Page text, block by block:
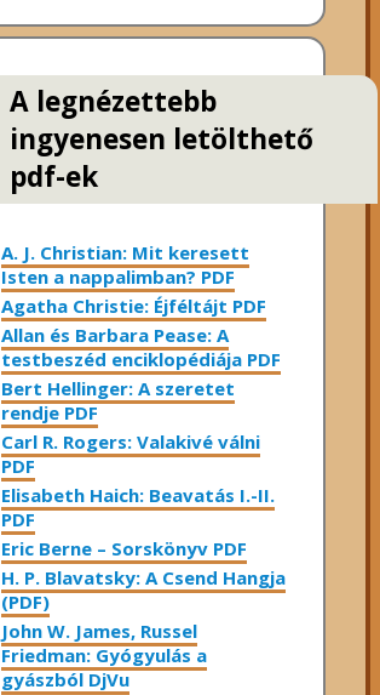
A legnézettebb
ingyenesen letölthető
pdf-ek
A. J. Christian: Mit keresett
Isten a nappalimban? PDF
Agatha Christie: Éjféltájt PDF
Allan és Barbara Pease: A
testbeszéd enciklopédiája PDF
Bert Hellinger: A ​szeretet
rendje PDF
Carl R. Rogers: Valakivé válni
PDF
Elisabeth Haich: Beavatás I.-II.
PDF
Eric Berne – Sorskönyv PDF
H. P. Blavatsky: A Csend Hangja
(PDF)
John W. James, Russel
Friedman: Gyógyulás a
gyászból DjVu